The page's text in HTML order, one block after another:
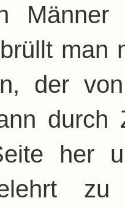
man
der
durch
her
zu